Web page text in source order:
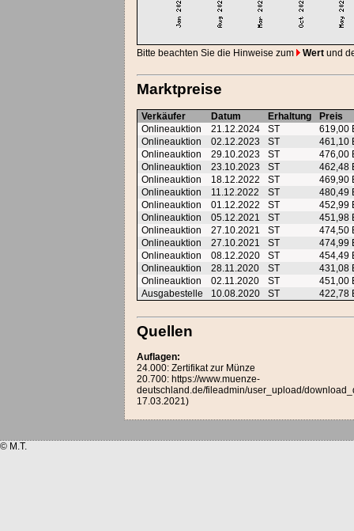
Bitte beachten Sie die Hinweise zum Wert und
Marktpreise
Verkäufer Datum Erhaltung
Preis
Onlineauktion
21.12.2024 ST
619,00
Onlineauktion
02.12.2023 ST
461,10
Onlineauktion
29.10.2023 ST
476,00
Onlineauktion
23.10.2023 ST
462,48
Onlineauktion
18.12.2022 ST
469,90
Onlineauktion
11.12.2022 ST
480,49
Onlineauktion
01.12.2022 ST
452,99
Onlineauktion
05.12.2021 ST
451,98
Onlineauktion
27.10.2021 ST
474,50
Onlineauktion
27.10.2021 ST
474,99
Onlineauktion
08.12.2020 ST
454,49
Onlineauktion
28.11.2020 ST
431,08
Onlineauktion
02.11.2020 ST
451,00
Ausgabestelle
10.08.2020 ST 422,78
Quellen
Auflagen:
24.000: Zertifikat zur Münze
20.700: https://www.muenze-
deutschland.de/fileadmin/user_upload/
17.03.2021)
© M.T.